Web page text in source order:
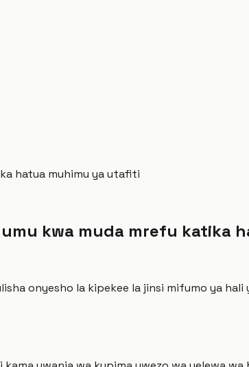
hatua muhimu ya utafiti
kwa muda mrefu katika
onyesho la kipekee la jinsi mifumo ya